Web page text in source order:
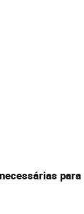
para